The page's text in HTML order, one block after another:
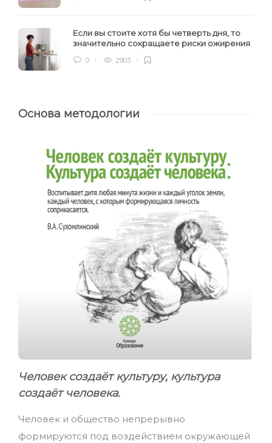
Если вы стоите хотя бы четверть дня, то
значительно сокращаете риски ожирения
0 2903
Основа методологии
Человек создаёт культуру, культура
создаёт человека.
Человек и общество непрерывно
формируются под воздействием окружающей